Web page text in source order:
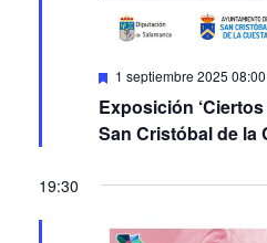
Featured
1 septiembre 2025 08:00
Exposición
San Cristóbal de la
19:30